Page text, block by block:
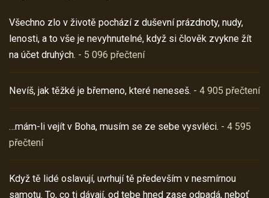
Všechno zlo v životě pochází z duševní prázdnoty, nudy,
lenosti, a to vše je nevyhnutelné, když si člověk zvykne žít
na účet druhých. - 5 096 přečtení
Nevíš, jak těžké je břemeno, které neneseš. - 4 905 přečtení
…mám-li vejít v Boha, musím se ze sebe vysvléci. - 4 595
přečtení
Když tě lidé oslavují, uvrhují tě především v nesmírnou
samotu. To, co ti dávají, od tebe hned zase odpadá, neboť